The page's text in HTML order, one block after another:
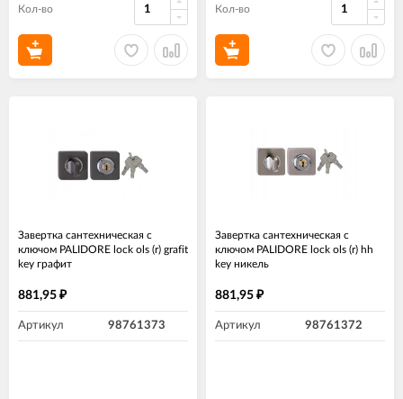
Кол-во Кол-во
Завертка сантехническая с
ключом PALIDORE lock ols (r) grafit
key графит
881,95 ₽
Артикул 98761373
Завертка сантехническая с
ключом PALIDORE lock ols (r) hh
key никель
881,95 ₽
Артикул 98761372